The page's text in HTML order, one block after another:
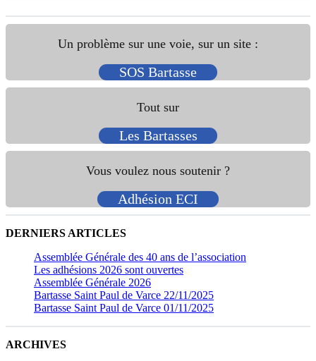
Un problème sur une voie, sur un site :
SOS Bartasse
Tout sur
Les Bartasses
Vous voulez nous soutenir ?
Adhésion ECI
DERNIERS ARTICLES
Assemblée Générale des 40 ans de l’association
Les adhésions 2026 sont ouvertes
Assemblée Générale 2026
Bartasse Saint Paul de Varce 22/11/2025
Bartasse Saint Paul de Varce 01/11/2025
ARCHIVES